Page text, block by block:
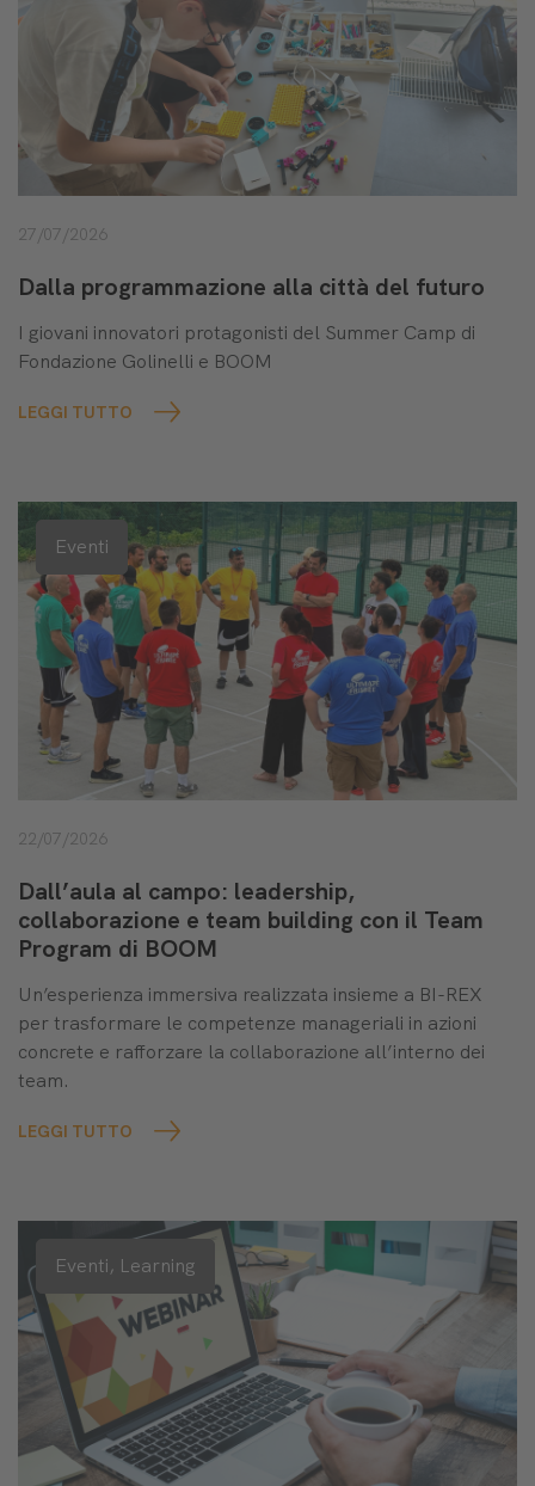
27/07/2026
Dalla programmazione alla città del futuro
I giovani innovatori protagonisti del Summer Camp di
Fondazione Golinelli e BOOM
LEGGI TUTTO
Eventi
22/07/2026
Dall’aula al campo: leadership,
collaborazione e team building con il Team
Program di BOOM
Un’esperienza immersiva realizzata insieme a BI-REX
per trasformare le competenze manageriali in azioni
concrete e rafforzare la collaborazione all’interno dei
team.
LEGGI TUTTO
Eventi, Learning